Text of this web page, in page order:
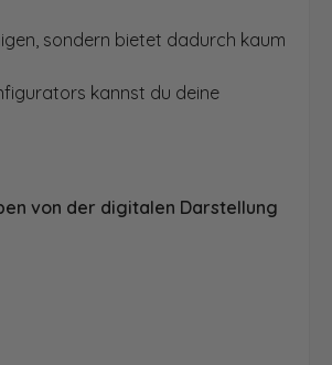
sondern bietet dadurch kaum
kannst du deine
von der digitalen Darstellung